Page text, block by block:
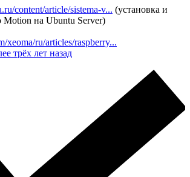
content/article/sistema-v... (установка и
Motion на Ubuntu Server)
xeoma/ru/articles/raspberry...
трёх лет назад